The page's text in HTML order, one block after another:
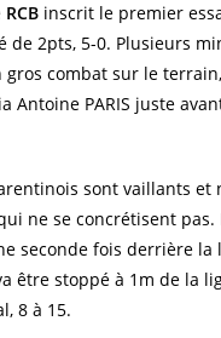
RCBinscrit le premier
de 2pts, 5-0. Plusieurs
combat sur le
Antoine PARIS juste
sont vaillants et
ne se concrétisent
seconde fois derrière la
être stoppé à 1m de la
8 à 15.